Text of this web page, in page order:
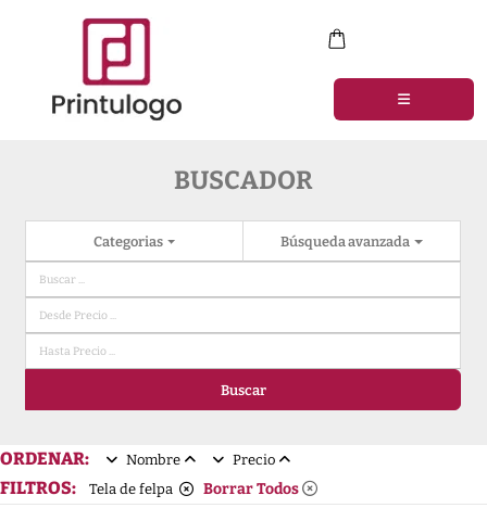
BUSCADOR
Categorias Búsqueda avanzada
Buscar
ORDENAR: Nombre Precio
FILTROS: Tela de felpa Borrar Todos